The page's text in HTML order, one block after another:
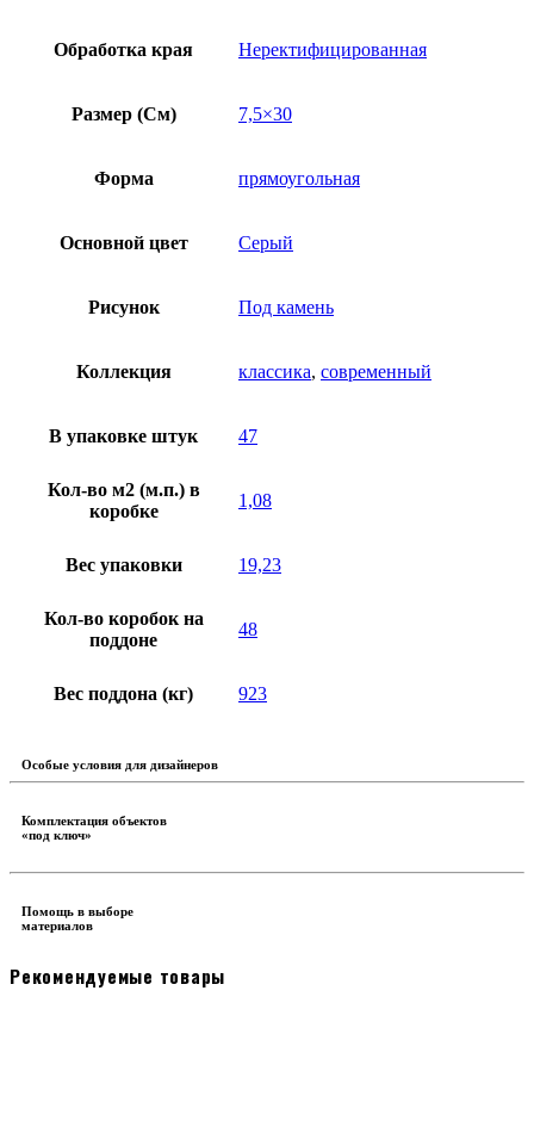
Обработка края Неректифицированная
Размер (См) 7,5×30
Форма прямоугольная
Основной цвет Серый
Рисунок Под камень
Коллекция классика, современный
В упаковке штук 47
Кол-во м2 (м.п.) в
коробке
1,08
Вес упаковки 19,23
Кол-во коробок на
поддоне
48
Вес поддона (кг) 923
Особые условия для дизайнеров
Комплектация объектов
«под ключ»
Помощь в выборе
материалов
Рекомендуемые товары